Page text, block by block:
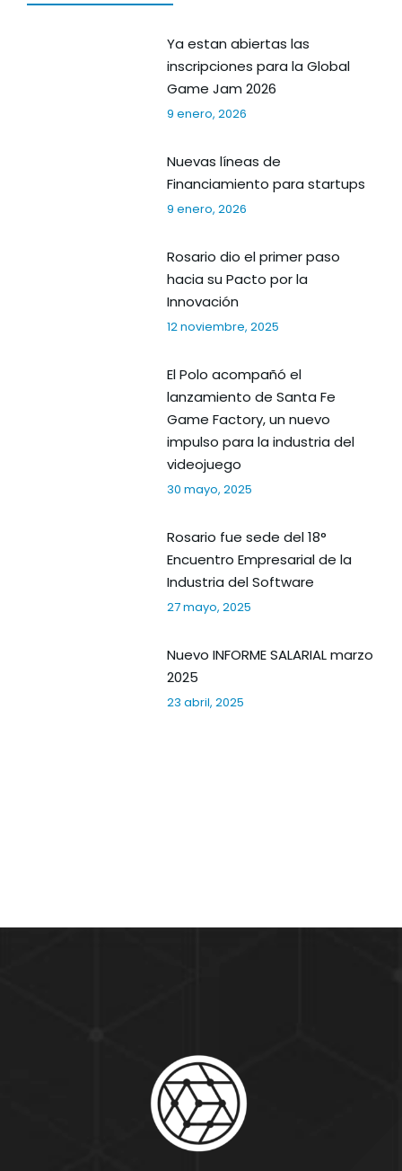
Ya estan abiertas las
inscripciones para la Global
Game Jam 2026
9 enero, 2026
Nuevas líneas de
Financiamiento para startups
9 enero, 2026
Rosario dio el primer paso
hacia su Pacto por la
Innovación
12 noviembre, 2025
El Polo acompañó el
lanzamiento de Santa Fe
Game Factory, un nuevo
impulso para la industria del
videojuego
30 mayo, 2025
Rosario fue sede del 18°
Encuentro Empresarial de la
Industria del Software
27 mayo, 2025
Nuevo INFORME SALARIAL marzo
2025
23 abril, 2025